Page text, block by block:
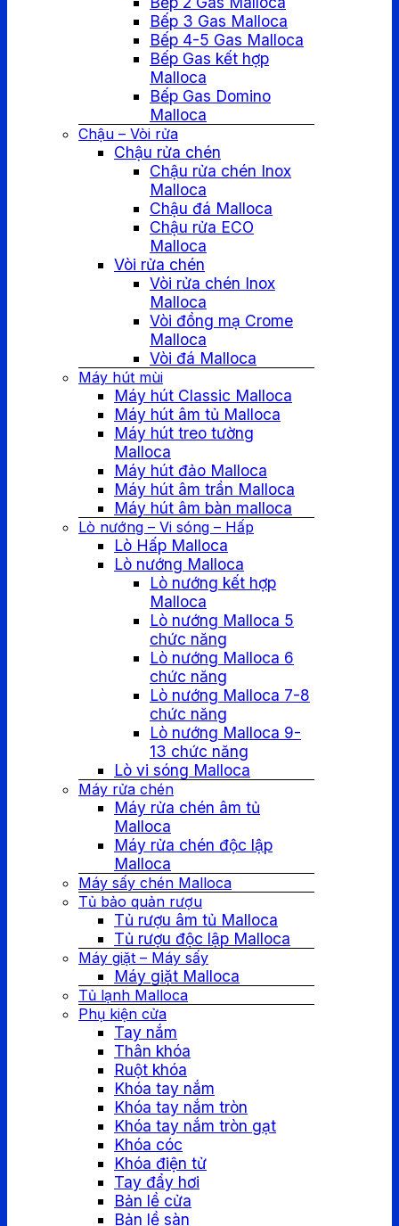
Bếp 3 Gas Malloca
Bếp 4-5 Gas Malloca
Bếp Gas kết hợp
Malloca
Bếp Gas Domino
Malloca
Chậu – Vòi rửa
Chậu rửa chén
Chậu rửa chén Inox
Malloca
Chậu đá Malloca
Chậu rửa ECO
Malloca
Vòi rửa chén
Vòi rửa chén Inox
Malloca
Vòi đồng mạ Crome
Malloca
Vòi đá Malloca
Máy hút mùi
Máy hút Classic Malloca
Máy hút âm tủ Malloca
Máy hút treo tường
Malloca
Máy hút đảo Malloca
Máy hút âm trần Malloca
Máy hút âm bàn malloca
Lò nướng – Vi sóng – Hấp
Lò Hấp Malloca
Lò nướng Malloca
Lò nướng kết hợp
Malloca
Lò nướng Malloca 5
chức năng
Lò nướng Malloca 6
chức năng
Lò nướng Malloca 7-8
chức năng
Lò nướng Malloca 9-
13 chức năng
Lò vi sóng Malloca
Máy rửa chén
Máy rửa chén âm tủ
Malloca
Máy rửa chén độc lập
Malloca
Máy sấy chén Malloca
Tủ bảo quản rượu
Tủ rượu âm tủ Malloca
Tủ rượu độc lập Malloca
Máy giặt – Máy sấy
Máy giặt Malloca
Tủ lạnh Malloca
Phụ kiện cửa
Tay nắm
Thân khóa
Ruột khóa
Khóa tay nắm
Khóa tay nắm tròn
Khóa tay nắm tròn gạt
Khóa cóc
Khóa điện tử
Tay đẩy hơi
Bản lề cửa
Bản lề sàn